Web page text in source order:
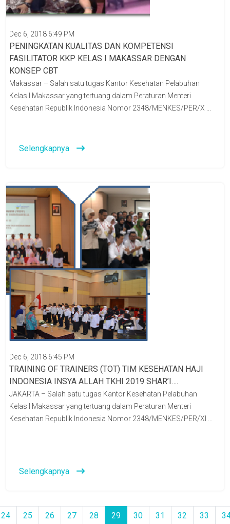
Dec 6, 2018 6:49 PM
PENINGKATAN KUALITAS DAN KOMPETENSI
FASILITATOR KKP KELAS I MAKASSAR DENGAN
KONSEP CBT
Makassar – Salah satu tugas Kantor Kesehatan Pelabuhan
Kelas I Makassar yang tertuang dalam Peraturan Menteri
Kesehatan Republik Indonesia Nomor 2348/MENKES/PER/X ...
Selengkapnya
Dec 6, 2018 6:45 PM
TRAINING OF TRAINERS (TOT) TIM KESEHATAN HAJI
INDONESIA INSYA ALLAH TKHI 2019 SHAR’I….
JAKARTA – Salah satu tugas Kantor Kesehatan Pelabuhan
Kelas I Makassar yang tertuang dalam Peraturan Menteri
Kesehatan Republik Indonesia Nomor 2348/MENKES/PER/XI ...
Selengkapnya
24 25 26 27 28 29 30 31 32 33